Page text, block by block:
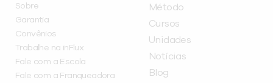
Sobre
Garantia
Convênios
Trabalhe na inFlux
Fale com a Escola
Fale com a Franqueadora
Método
Cursos
Unidades
Notícias
Blog